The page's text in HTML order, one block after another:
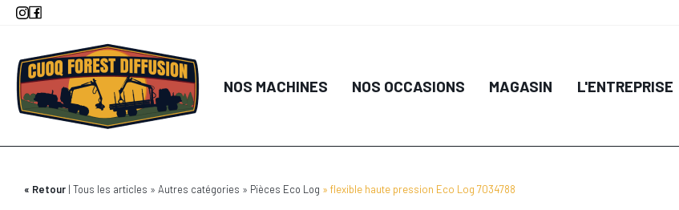
Aller
principal
NOS MACHINES NOS OCCASIONS MAGASIN L'ENTREPRISE
Retour Tous les articles Autres catégories Pièces Eco Log flexible haute pression Eco Log 7034788